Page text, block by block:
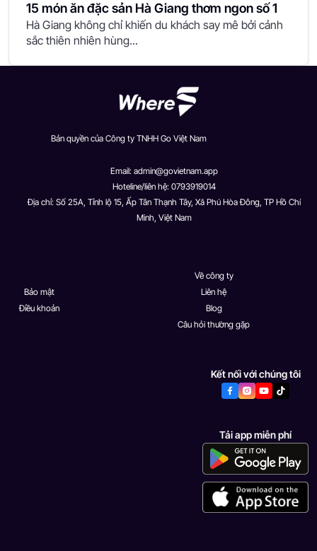
15 món ăn đặc sản Hà Giang thơm ngon số 1
Hà Giang không chỉ khiến du khách say mê bởi cảnh
sắc thiên nhiên hùng...
Bản quyền của Công ty TNHH Go Việt Nam
Email: admin@govietnam.app
Hoteline/liên hệ: 0793919014
Địa chỉ: Số 25A, Tỉnh lộ 15, Ấp Tân Thạnh Tây, Xã Phú Hòa Đông, TP Hồ Chí
Minh, Việt Nam
Bảo mật
Điều khoản
Về công ty
Liên hệ
Blog
Câu hỏi thường gặp
Kết nối với chúng tôi
Tải app miễn phí